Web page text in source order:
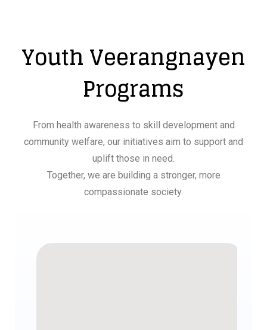
Youth Veerangnayen
Programs
From health awareness to skill development and
community welfare, our initiatives aim to support and
uplift those in need.
Together, we are building a stronger, more
compassionate society.